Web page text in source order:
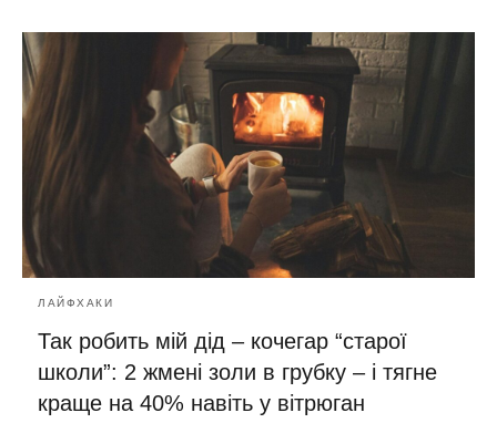
ЛАЙФХАКИ
Так робить мій дід – кочегар “старої
школи”: 2 жмені золи в грубку – і тягне
краще на 40% навіть у вітрюган